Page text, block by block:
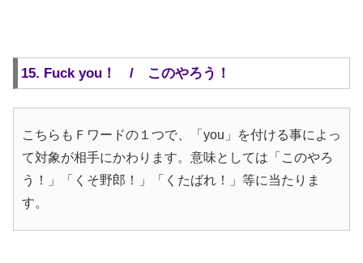
15. Fuck you！ / このやろう！
こちらもＦワードの１つで、「you」を付ける事によっ
て対象が相手にかわります。意味としては「このやろ
う！」「くそ野郎！」「くたばれ！」等に当たりま
す。